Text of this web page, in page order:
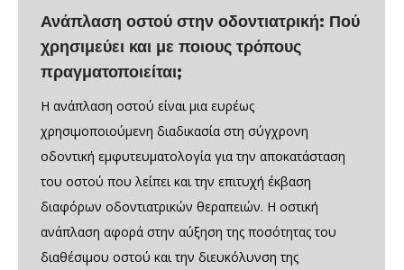
Ανάπλαση οστού στην οδοντιατρική: Πού
χρησιμεύει και με ποιους τρόπους
πραγματοποιείται;
H ανάπλαση οστού είναι μια ευρέως
χρησιμοποιούμενη διαδικασία στη σύγχρονη
οδοντική εμφυτευματολογία για την αποκατάσταση
του οστού που λείπει και την επιτυχή έκβαση
διαφόρων οδοντιατρικών θεραπειών. Η οστική
ανάπλαση αφορά στην αύξηση της ποσότητας του
διαθέσιμου οστού και την διευκόλυνση της